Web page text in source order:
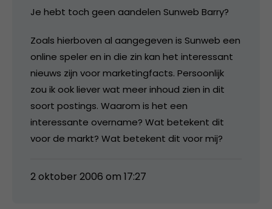
Je hebt toch geen aandelen Sunweb Barry?
Zoals hierboven al aangegeven is Sunweb een
online speler en in die zin kan het interessant
nieuws zijn voor marketingfacts. Persoonlijk
zou ik ook liever wat meer inhoud zien in dit
soort postings. Waarom is het een
interessante overname? Wat betekent dit
voor de markt? Wat betekent dit voor mij?
2 oktober 2006 om 17:27